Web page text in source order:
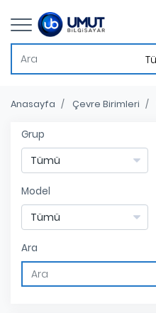
Anasayfa Çevre Birimleri
Grup
Model
Ara